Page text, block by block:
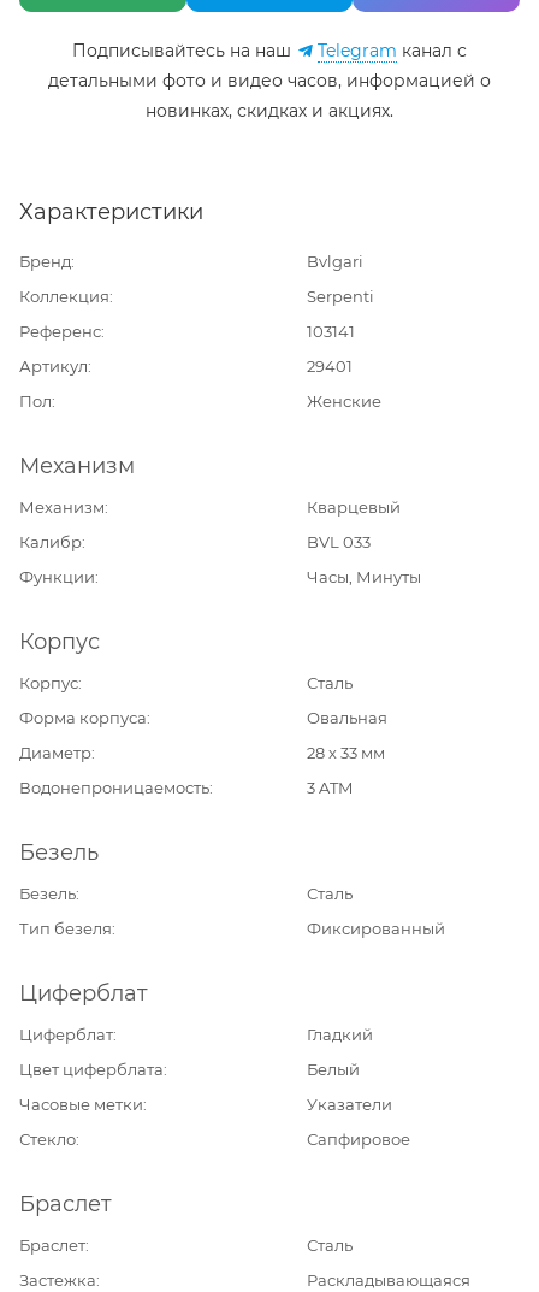
Подписывайтесь на наш Telegram канал c
детальными фото и видео часов, информацией о
новинках, скидках и акциях.
Характеристики
Бренд
Bvlgari
Коллекция
Serpenti
Референс
103141
Артикул
29401
Пол
Женские
Механизм
Механизм
Кварцевый
Калибр
BVL 033
Функции
Часы, Минуты
Корпус
Корпус
Сталь
Форма корпуса
Овальная
Диаметр
28 х 33 мм
Водонепроницаемость
3 ATM
Безель
Безель
Сталь
Тип безеля
Фиксированный
Циферблат
Циферблат
Гладкий
Цвет циферблата
Белый
Часовые метки
Указатели
Стекло
Сапфировое
Браслет
Браслет
Сталь
Застежка
Раскладывающаяся